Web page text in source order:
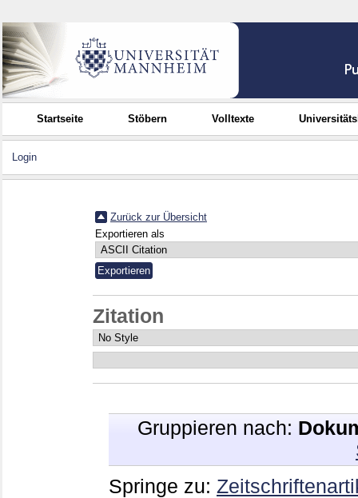
Startseite Stöbern Volltexte
Login
Zurück zur Übersicht
Exportieren als
Zitation
Gruppieren nach:
Springe zu: